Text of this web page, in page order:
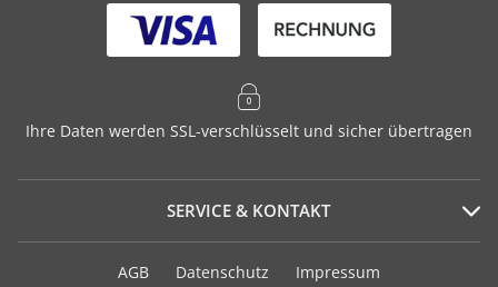
Ihre Daten werden SSL-verschlüsselt und sicher übertragen
SERVICE & KONTAKT
Serviceportal
AGB Datenschutz Impressum